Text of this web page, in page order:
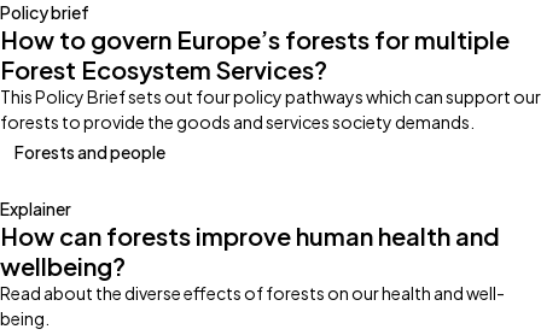
Policy brief
How to govern Europe’s forests for multiple
Forest Ecosystem Services?
This Policy Brief sets out four policy pathways which can support our
forests to provide the goods and services society demands.
Forests and people
Explainer
How can forests improve human health and
wellbeing?
Read about the diverse effects of forests on our health and well-
being.